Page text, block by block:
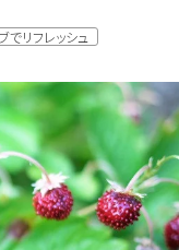
リフレッシュ